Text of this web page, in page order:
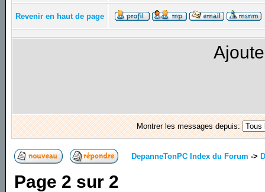
Revenir en haut de page
Montrer les messages depuis:
DepanneTonPC Index du Forum ->
Page 2 sur 2